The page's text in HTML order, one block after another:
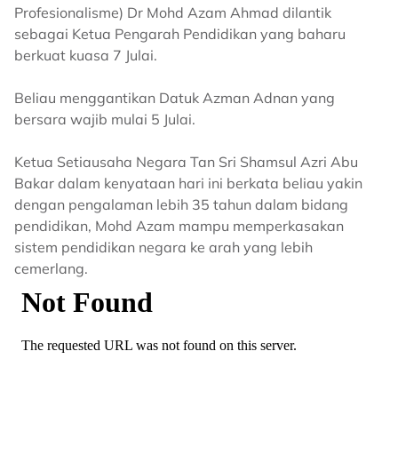
Profesionalisme) Dr Mohd Azam Ahmad dilantik
sebagai Ketua Pengarah Pendidikan yang baharu
berkuat kuasa 7 Julai.
Beliau menggantikan Datuk Azman Adnan yang
bersara wajib mulai 5 Julai.
Ketua Setiausaha Negara Tan Sri Shamsul Azri Abu
Bakar dalam kenyataan hari ini berkata beliau yakin
dengan pengalaman lebih 35 tahun dalam bidang
pendidikan, Mohd Azam mampu memperkasakan
sistem pendidikan negara ke arah yang lebih
cemerlang.